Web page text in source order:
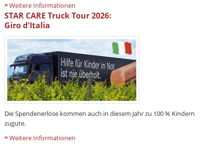
Weitere Informationen
STAR CARE Truck Tour 2026:
Giro d'Italia
Die Spendenerlöse kommen auch in diesem Jahr zu 100 % Kindern
zugute.
Weitere Informationen